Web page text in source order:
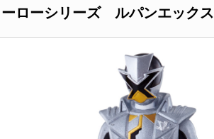
ローシリーズ ルパンエックス